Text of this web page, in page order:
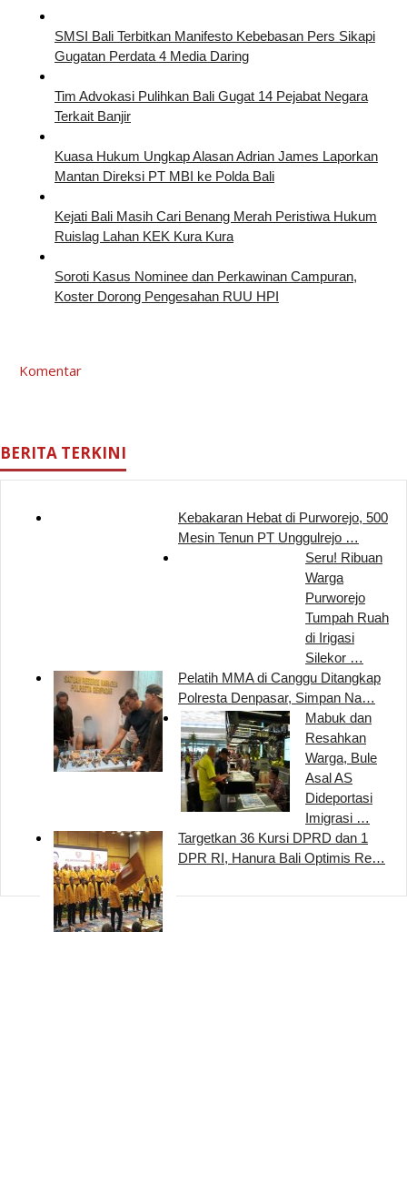
SMSI Bali Terbitkan Manifesto Kebebasan Pers Sikapi
Gugatan Perdata 4 Media Daring
Tim Advokasi Pulihkan Bali Gugat 14 Pejabat Negara
Terkait Banjir
Kuasa Hukum Ungkap Alasan Adrian James Laporkan
Mantan Direksi PT MBI ke Polda Bali
Kejati Bali Masih Cari Benang Merah Peristiwa Hukum
Ruislag Lahan KEK Kura Kura
Soroti Kasus Nominee dan Perkawinan Campuran,
Koster Dorong Pengesahan RUU HPI
Komentar
BERITA TERKINI
Kebakaran Hebat di Purworejo, 500
Mesin Tenun PT Unggulrejo …
Seru! Ribuan
Warga
Purworejo
Tumpah Ruah
di Irigasi
Silekor …
Pelatih MMA di Canggu Ditangkap
Polresta Denpasar, Simpan Na…
Mabuk dan
Resahkan
Warga, Bule
Asal AS
Dideportasi
Imigrasi …
Targetkan 36 Kursi DPRD dan 1
DPR RI, Hanura Bali Optimis Re…